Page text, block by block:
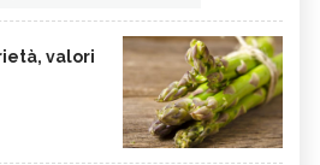
valori